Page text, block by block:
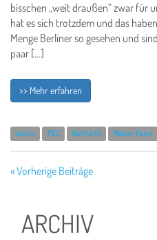
bisschen „weit draußen“ zwar für
hat es sich trotzdem und das
Menge Berliner so gesehen und
paar […]
>> Mehr erfahren
berlin FEZ Herfurth Maker Faire
« Vorherige Beiträge
ARCHIV